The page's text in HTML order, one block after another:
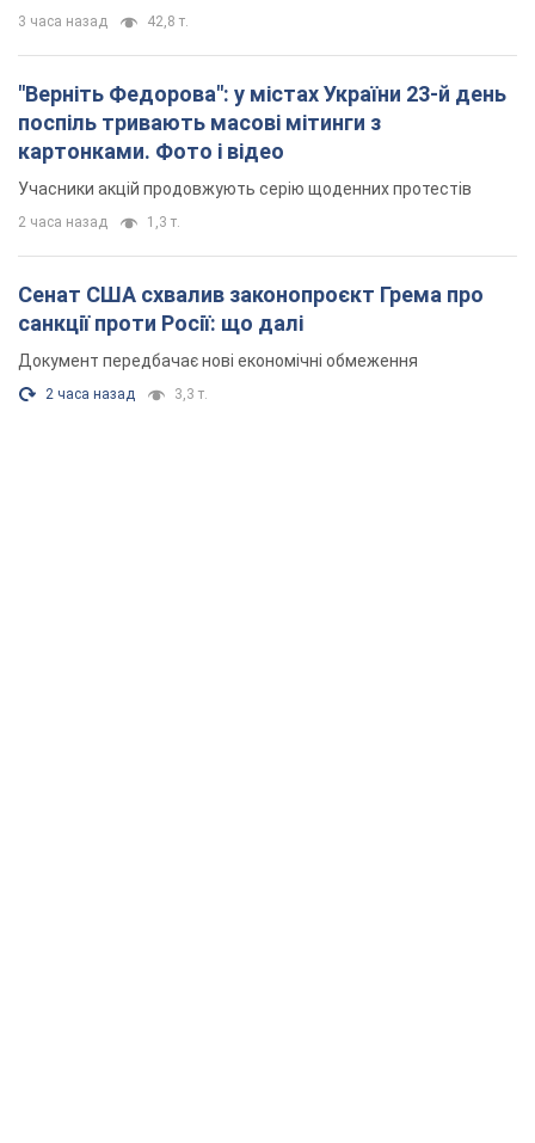
3 часа назад 42,8 т.
"Верніть Федорова": у містах України 23-й день
поспіль тривають масові мітинги з
картонками. Фото і відео
Учасники акцій продовжують серію щоденних протестів
2 часа назад 1,3 т.
Сенат США схвалив законопроєкт Грема про
санкції проти Росії: що далі
Документ передбачає нові економічні обмеження
2 часа назад 3,3 т.